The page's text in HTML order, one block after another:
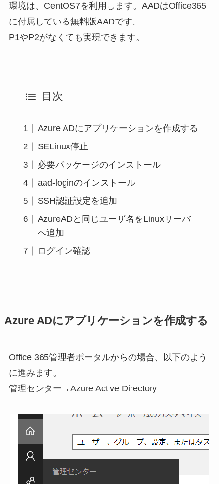
環境は、CentOS7を利用します。AADはOffice365
に付属している無料版AADです。
P1やP2がなくても実現できます。
目次
Azure ADにアプリケーションを作成する
SELinux停止
必要パッケージのインストール
aad-loginのインストール
SSH認証設定を追加
AzureADと同じユーザ名をLinuxサーバ
へ追加
ログイン確認
Azure ADにアプリケーションを作成する
Office 365管理者ポータルからの場合、以下のよう
に進みます。
管理センター→Azure Active Directory